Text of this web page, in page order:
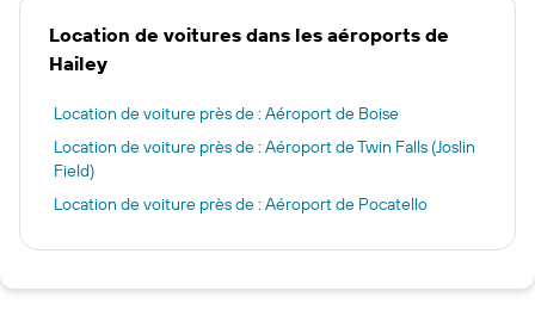
Location de voitures dans les aéroports de
Hailey
Location de voiture près de : Aéroport de Boise
Location de voiture près de : Aéroport de Twin Falls (Joslin
Field)
Location de voiture près de : Aéroport de Pocatello